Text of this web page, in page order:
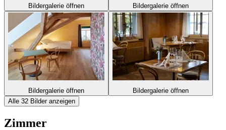
Bildergalerie öffnen Bildergalerie öffnen
Bildergalerie öffnen
Bildergalerie öffnen
Alle 32 Bilder anzeigen
Zimmer